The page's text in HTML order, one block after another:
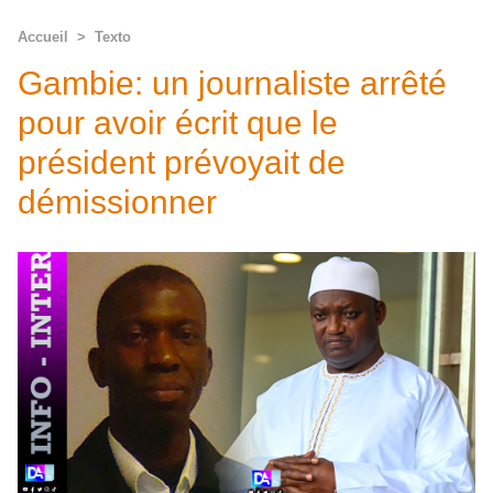
Accueil > Texto
Gambie: un journaliste arrêté
pour avoir écrit que le
président prévoyait de
démissionner